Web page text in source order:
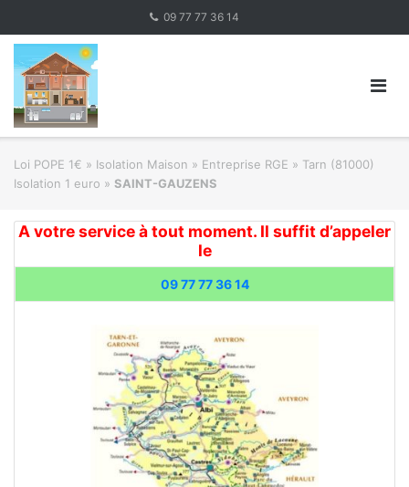
content
09 77 77 36 14
Loi POPE 1€ » Isolation Maison » Entreprise RGE » Tarn (81000)
Isolation 1 euro » SAINT-GAUZENS
A votre service à tout moment. Il suffit d’appeler
le
09 77 77 36 14